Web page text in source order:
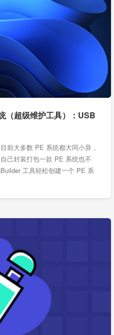
（超级维护工具）：USB
前大多数 PE 系统都大同小异，
己封装打包一款 PE 系统也不
工具轻松创建一个 PE 系